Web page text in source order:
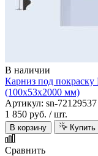
В наличии
Карниз под
(100х53х2000 мм)
Артикул: sn-72129537
1 850 руб. / шт.
В корзину
Сравнить